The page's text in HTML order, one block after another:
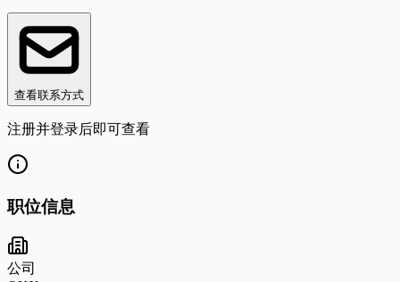
查看联系方式
注册并登录后即可查看
职位信息
公司